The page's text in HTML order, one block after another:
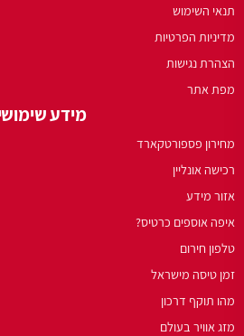
תנאי השימוש
מדיניות הפרטיות
הצהרת נגישות
מפת אתר
מידע
מחירון פספורטקארד
רכישה אונליין
אזור מידע
איפה אוספים כרטיס?
טלפון חירום
זמן טיסה מישראל
מהו תוקף דרכון
מזג אוויר בעולם